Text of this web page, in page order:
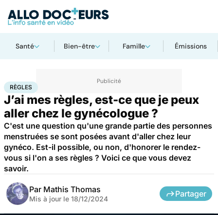
Santé Bien-être Famille Émissions
AccueilSanté
RÈGLES
J’ai mes règles, est-ce que je peux
aller chez le gynécologue ?
C'est une question qu'une grande partie des personnes
menstruées se sont posées avant d'aller chez leur
gynéco. Est-il possible, ou non, d'honorer le rendez-
vous si l'on a ses règles ? Voici ce que vous devez
savoir.
Par Mathis Thomas
Mis à jour le 18/12/2024
Partager